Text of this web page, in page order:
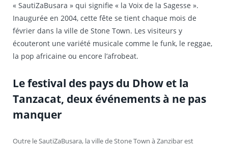
« SautiZaBusara » qui signifie « la Voix de la Sagesse ».
Inaugurée en 2004, cette fête se tient chaque mois de
février dans la ville de Stone Town. Les visiteurs y
écouteront une variété musicale comme le funk, le reggae,
la pop africaine ou encore l’afrobeat.
Le festival des pays du Dhow et la
Tanzacat, deux événements à ne pas
manquer
Outre le SautiZaBusara, la ville de Stone Town à Zanzibar est